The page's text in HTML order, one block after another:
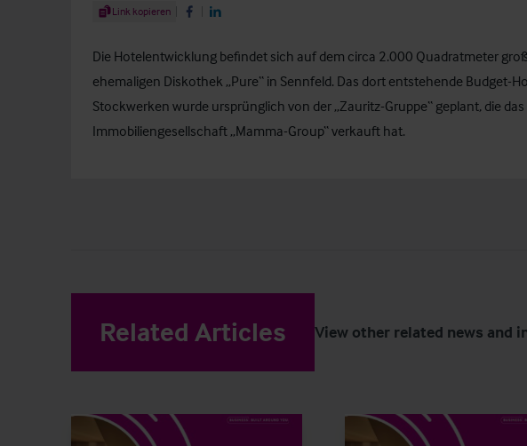
Share Article
Link kopieren Share on Facebook
Share on LinkedIn
Die Hotelentwicklung befindet sich auf dem circa 2.000 Quadratmeter
ehemaligen Diskothek „Pure“ in Sennfeld. Das dort entstehende Budget-
Stockwerken wurde ursprünglich von der „Zauritz-Gruppe“ geplant, die
Immobiliengesellschaft „Mamma-Group“ verkauft hat.
Related Articles View other related news and